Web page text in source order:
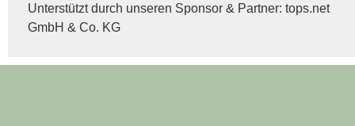
Unterstützt durch unseren Sponsor & Partner: tops.net
GmbH & Co. KG